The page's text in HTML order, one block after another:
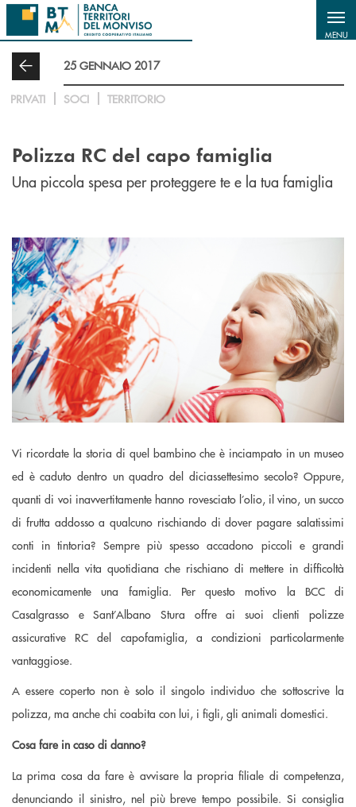
Salta al contenuto principale
MENU
25 GENNAIO 2017
PRIVATI SOCI TERRITORIO
Polizza RC del capo famiglia
Una piccola spesa per proteggere te e la tua famiglia
Vi ricordate la storia di quel bambino che è inciampato in un museo
ed è caduto dentro un quadro del diciassettesimo secolo? Oppure,
quanti di voi inavvertitamente hanno rovesciato l’olio, il vino, un succo
di frutta addosso a qualcuno rischiando di dover pagare salatissimi
conti in tintoria? Sempre più spesso accadono piccoli e grandi
incidenti nella vita quotidiana che rischiano di mettere in difficoltà
economicamente una famiglia. Per questo motivo la BCC di
Casalgrasso e Sant’Albano Stura offre ai suoi clienti polizze
assicurative RC del capofamiglia, a condizioni particolarmente
vantaggiose.
A essere coperto non è solo il singolo individuo che sottoscrive la
polizza, ma anche chi coabita con lui, i figli, gli animali domestici.
Cosa fare in caso di danno?
La prima cosa da fare è avvisare la propria filiale di competenza,
denunciando il sinistro, nel più breve tempo possibile. Si consiglia